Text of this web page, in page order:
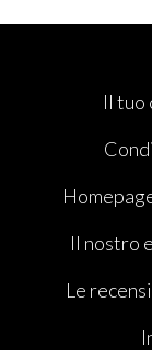
Il tuo
Il nostro
Le